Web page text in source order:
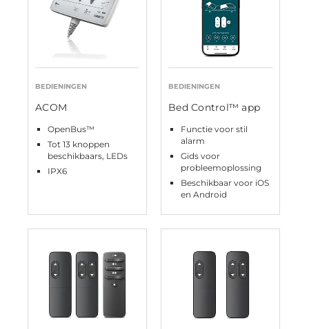
BEDIENINGEN
ACOM
OpenBus™
Tot 13 knoppen
beschikbaars, LEDs
IPX6
BEDIENINGEN
Bed Control™ app
Functie voor stil
alarm
Gids voor
probleemoplossing
Beschikbaar voor iOS
en Android